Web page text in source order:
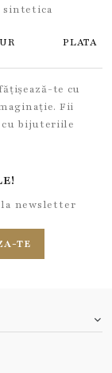
sintetica
PLATA
te cu
Fii
cu bijuteriile
la newsletter
TE